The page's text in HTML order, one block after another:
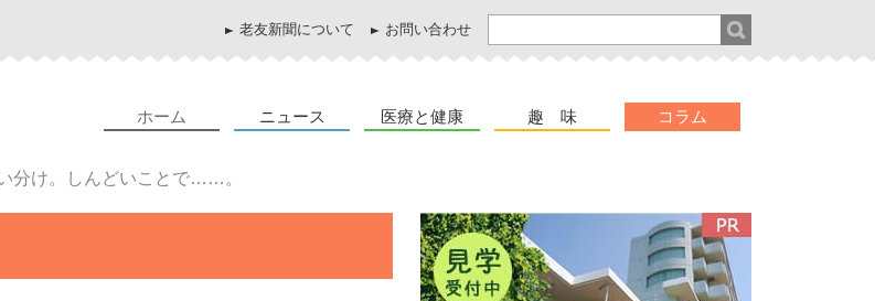
老友新聞について お問い合わせ
ホーム ニュース 医療と健康 趣 味 コラム
分け。しんどいことで……。